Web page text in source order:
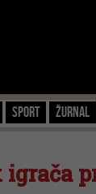
Sport Žurnal
igrača